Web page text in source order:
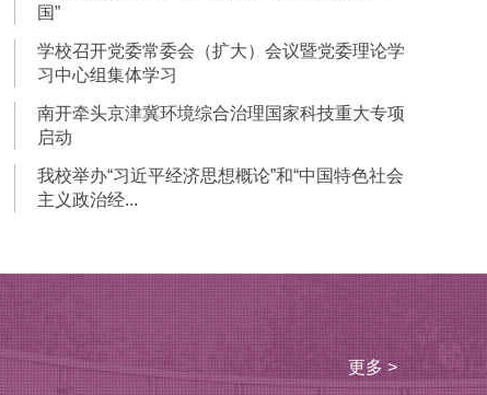
国”
学校召开党委常委会（扩大）会议暨党委理论学
习中心组集体学习
南开牵头京津冀环境综合治理国家科技重大专项
启动
我校举办“习近平经济思想概论”和“中国特色社会
主义政治经...
更多 >